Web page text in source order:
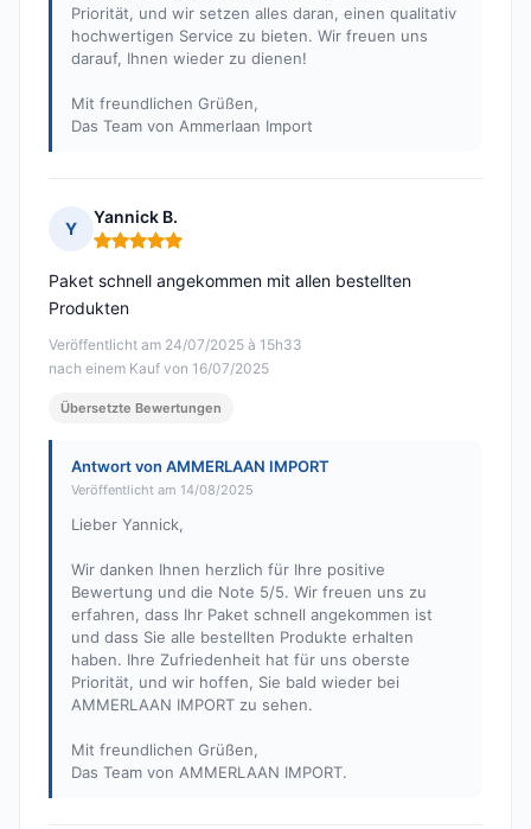
Priorität, und wir setzen alles daran, einen qualitativ
hochwertigen Service zu bieten. Wir freuen uns
darauf, Ihnen wieder zu dienen!
Mit freundlichen Grüßen,
Das Team von Ammerlaan Import
Y
Yannick B.
Hinweis: 5 von 5
Veröffentlicht am 24/07/2025 à 15h33
nach einem Kauf von 16/07/2025
Paket schnell angekommen mit allen bestellten
Produkten
Übersetzte Bewertungen
Antwort von AMMERLAAN IMPORT
Veröffentlicht am 14/08/2025
Lieber Yannick,
Wir danken Ihnen herzlich für Ihre positive
Bewertung und die Note 5/5. Wir freuen uns zu
erfahren, dass Ihr Paket schnell angekommen ist
und dass Sie alle bestellten Produkte erhalten
haben. Ihre Zufriedenheit hat für uns oberste
Priorität, und wir hoffen, Sie bald wieder bei
AMMERLAAN IMPORT zu sehen.
Mit freundlichen Grüßen,
Das Team von AMMERLAAN IMPORT.